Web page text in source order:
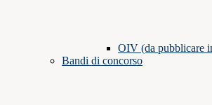
OIV (da pubblicare
Bandi di concorso